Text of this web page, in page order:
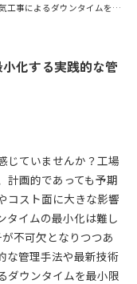
事によるダウンタイムを最小化する実践的な管理と改善策
化する実践的な管
じていませんか？工場
計画的であっても予期
コスト面に大きな影響
タイムの最小化は難し
不可欠となりつつあ
な管理手法や最新技術
ダウンタイムを最小限